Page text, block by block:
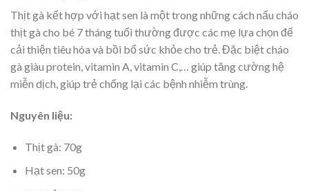
Thịt gà kết hợp với hạt sen là một trong những cách nấu cháo
thịt gà cho bé 7 tháng tuổi thường được các mẹ lựa chọn để
cải thiện tiêu hóa và bồi bổ sức khỏe cho trẻ. Đặc biệt cháo
gà giàu protein, vitamin A, vitamin C,… giúp tăng cường hệ
miễn dịch, giúp trẻ chống lại các bệnh nhiễm trùng.
Nguyên liệu:
Thịt gà: 70g
Hạt sen: 50g